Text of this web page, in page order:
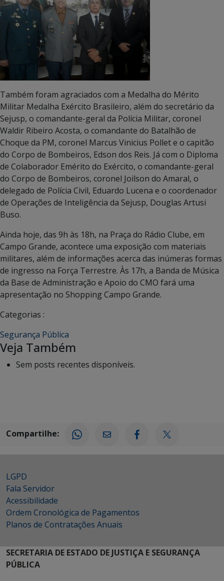
Também foram agraciados com a Medalha do Mérito
Militar Medalha Exército Brasileiro, além do secretário da
Sejusp, o comandante-geral da Polícia Militar, coronel
Waldir Ribeiro Acosta, o comandante do Batalhão de
Choque da PM, coronel Marcus Vinicius Pollet e o capitão
do Corpo de Bombeiros, Edson dos Reis. Já com o Diploma
de Colaborador Emérito do Exército, o comandante-geral
do Corpo de Bombeiros, coronel Joilson do Amaral, o
delegado de Polícia Civil, Eduardo Lucena e o coordenador
de Operações de Inteligência da Sejusp, Douglas Artusi
Buso.
Ainda hoje, das 9h às 18h, na Praça do Rádio Clube, em
Campo Grande, acontece uma exposição com materiais
militares, além de informações acerca das inúmeras formas
de ingresso na Força Terrestre. Às 17h, a Banda de Música
da Base de Administração e Apoio do CMO fará uma
apresentação no Shopping Campo Grande.
Categorias :
Segurança Pública
Veja Também
Sem posts recentes disponíveis.
Compartilhe:
LGPD
Fala Servidor
Acessibilidade
Ordem Cronológica de Pagamentos
Planos de Contratações Anuais
SECRETARIA DE ESTADO DE JUSTIÇA E SEGURANÇA
PÚBLICA